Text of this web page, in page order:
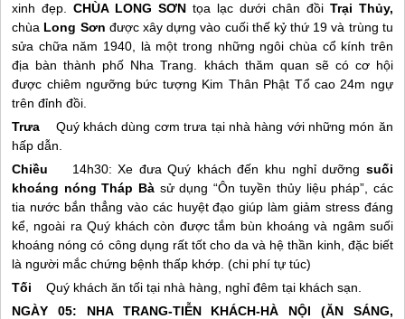
xinh đẹp.CHÙA LONG SƠNtọa lạc dưới chân đồiTrại Thủy,
chùa Long Sơn được xây dựng vào cuối thế kỷ thứ 19 và trùng tu
sửa chữa năm 1940, là một trong những ngôi chùa cổ kính trên
địa bàn thành phố Nha Trang . khách thăm quan sẽ có cơ hội
được chiêm ngưỡng bức tượng Kim Thân Phật Tổ cao 24m ngự
trên đỉnh đồi.
Trưa
Quý khách dùng cơm trưa tại nhà hàng với những món ăn
hấp dẫn.
Chiều
14h30: Xe đưa Quý khách đến khu nghỉ dưỡng suối
khoáng nóng Tháp Bà sử dụng “Ôn tuyền thủy liệu pháp”, các
tia nước bắn thẳng vào các huyệt đạo giúp làm giảm stress đáng
kể, ngoài ra Quý khách còn được tắm bùn khoáng và ngâm suối
khoáng nóng có công dụng rất tốt cho da và hệ thần kinh, đặc biết
là người mắc chứng bệnh thấp khớp. (chi phí tự túc)
Tối
Quý khách ăn tối tại nhà hàng, nghỉ đêm tại khách sạn.
NGÀY 05: NHA TRANG-TIỄN KHÁCH-HÀ NỘI (ĂN SÁNG,